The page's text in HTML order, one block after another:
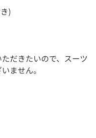
)
だきたいので、スーツ
ません。